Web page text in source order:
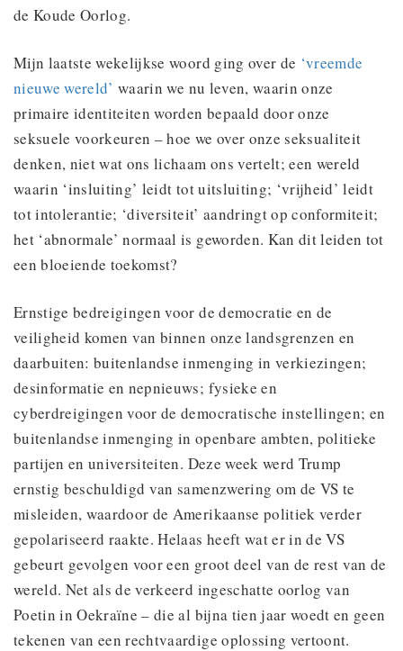
de Koude Oorlog.
Mijn laatste wekelijkse woord ging over de ‘vreemde
nieuwe wereld’ waarin we nu leven, waarin onze
primaire identiteiten worden bepaald door onze
seksuele voorkeuren – hoe we over onze seksualiteit
denken, niet wat ons lichaam ons vertelt; een wereld
waarin ‘insluiting’ leidt tot uitsluiting; ‘vrijheid’ leidt
tot intolerantie; ‘diversiteit’ aandringt op conformiteit;
het ‘abnormale’ normaal is geworden. Kan dit leiden tot
een bloeiende toekomst?
Ernstige bedreigingen voor de democratie en de
veiligheid komen van binnen onze landsgrenzen en
daarbuiten: buitenlandse inmenging in verkiezingen;
desinformatie en nepnieuws; fysieke en
cyberdreigingen voor de democratische instellingen; en
buitenlandse inmenging in openbare ambten, politieke
partijen en universiteiten. Deze week werd Trump
ernstig beschuldigd van samenzwering om de VS te
misleiden, waardoor de Amerikaanse politiek verder
gepolariseerd raakte. Helaas heeft wat er in de VS
gebeurt gevolgen voor een groot deel van de rest van de
wereld. Net als de verkeerd ingeschatte oorlog van
Poetin in Oekraïne – die al bijna tien jaar woedt en geen
tekenen van een rechtvaardige oplossing vertoont.